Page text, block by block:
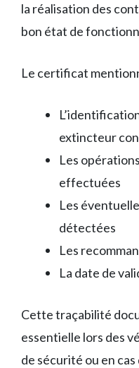
la réalisation des
bon état de
Le certificat
extincteur
Les
effectuées
Les
détectées
Les
La date de
Cette traçabilité
essentielle lors des
de sécurité ou en